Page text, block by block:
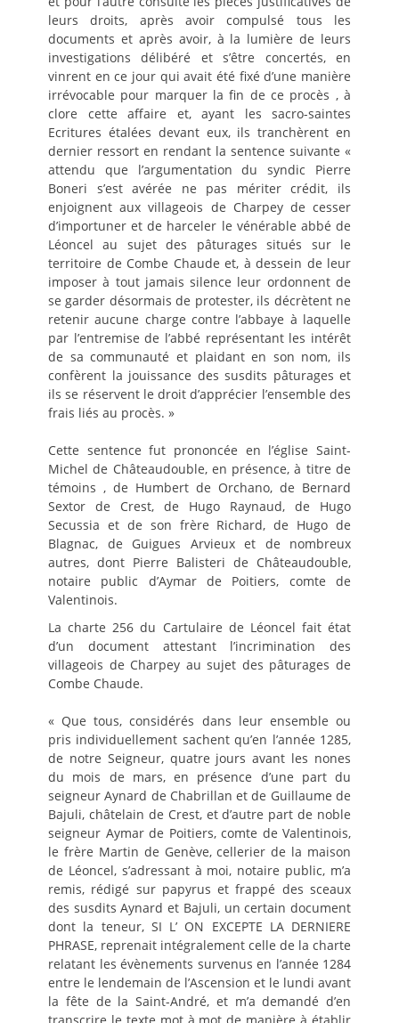
leurs droits, après avoir compulsé tous les
documents et après avoir, à la lumière de leurs
investigations délibéré et s’être concertés, en
vinrent en ce jour qui avait été fixé d’une manière
irrévocable pour marquer la fin de ce procès , à
clore cette affaire et, ayant les sacro-saintes
Ecritures étalées devant eux, ils tranchèrent en
dernier ressort en rendant la sentence suivante «
attendu que l’argumentation du syndic Pierre
Boneri s’est avérée ne pas mériter crédit, ils
enjoignent aux villageois de Charpey de cesser
d’importuner et de harceler le vénérable abbé de
Léoncel au sujet des pâturages situés sur le
territoire de Combe Chaude et, à dessein de leur
imposer à tout jamais silence leur ordonnent de
se garder désormais de protester, ils décrètent ne
retenir aucune charge contre l’abbaye à laquelle
par l’entremise de l’abbé représentant les intérêt
de sa communauté et plaidant en son nom, ils
confèrent la jouissance des susdits pâturages et
ils se réservent le droit d’apprécier l’ensemble des
frais liés au procès. »
Cette sentence fut prononcée en l’église Saint-
Michel de Châteaudouble, en présence, à titre de
témoins , de Humbert de Orchano, de Bernard
Sextor de Crest, de Hugo Raynaud, de Hugo
Secussia et de son frère Richard, de Hugo de
Blagnac, de Guigues Arvieux et de nombreux
autres, dont Pierre Balisteri de Châteaudouble,
notaire public d’Aymar de Poitiers, comte de
Valentinois.
La charte 256 du Cartulaire de Léoncel fait état
d’un document attestant l’incrimination des
villageois de Charpey au sujet des pâturages de
Combe Chaude.
« Que tous, considérés dans leur ensemble ou
pris individuellement sachent qu’en l’année 1285,
de notre Seigneur, quatre jours avant les nones
du mois de mars, en présence d’une part du
seigneur Aynard de Chabrillan et de Guillaume de
Bajuli, châtelain de Crest, et d’autre part de noble
seigneur Aymar de Poitiers, comte de Valentinois,
le frère Martin de Genève, cellerier de la maison
de Léoncel, s’adressant à moi, notaire public, m’a
remis, rédigé sur papyrus et frappé des sceaux
des susdits Aynard et Bajuli, un certain document
dont la teneur, SI L’ ON EXCEPTE LA DERNIERE
PHRASE, reprenait intégralement celle de la charte
relatant les évènements survenus en l’année 1284
entre le lendemain de l’Ascension et le lundi avant
la fête de la Saint-André, et m’a demandé d’en